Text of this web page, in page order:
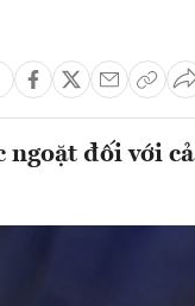
ngoặt đối với cả